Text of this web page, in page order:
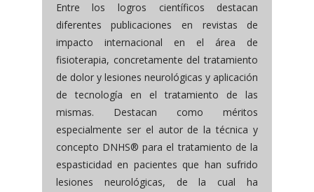
Entre los logros científicos destacan
diferentes publicaciones en revistas de
impacto internacional en el área de
fisioterapia, concretamente del tratamiento
de dolor y lesiones neurológicas y aplicación
de tecnología en el tratamiento de las
mismas. Destacan como méritos
especialmente ser el autor de la técnica y
concepto DNHS® para el tratamiento de la
espasticidad en pacientes que han sufrido
lesiones neurológicas, de la cual ha